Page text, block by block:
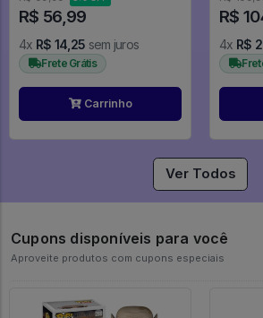
R$ 56,99
4x R$ 14,25 sem juros
Frete Grátis
Carrinho
R$
4x R$
Ver Todos
Cupons disponíveis para você
Aproveite produtos com cupons especiais